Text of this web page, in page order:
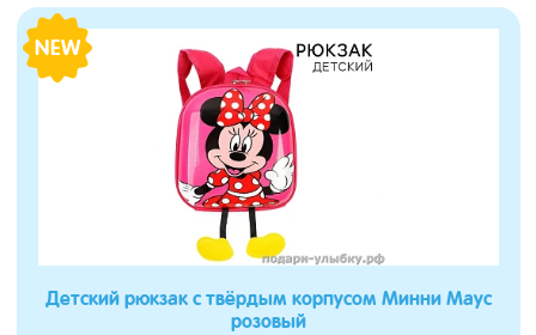
NEW
Детский рюкзак с твёрдым корпусом Минни Маус
розовый